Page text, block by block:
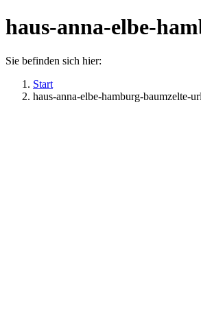
haus-anna-elbe-
Sie befinden sich hier:
Start
haus-anna-elbe-hamburg-baumzelte-